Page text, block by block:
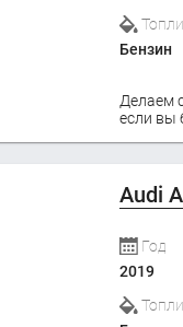
Бензин
Делаем
если вы
Audi
Год
2019